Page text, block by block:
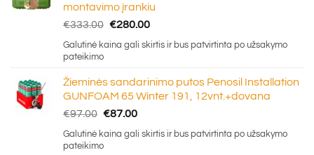
montavimo įrankiu
€333.00 Original
price
was:
€280.00Current
price
Galutinė kaina gali skirtis ir bus patvirtinta po užsakymo
pateikimo
Žieminės sandarinimo putos Penosil Installation
GUNFOAM 65 Winter 191, 12vnt.+dovana
€97.00 Original
price
was:
€87.00Current
price
Galutinė kaina gali skirtis ir bus patvirtinta po užsakymo
pateikimo